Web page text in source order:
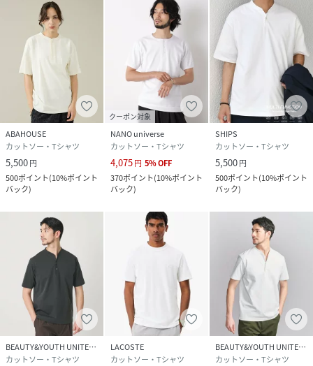
ABAHOUSE
カットソー・Tシャツ
5,500円
500ポイント(10%ポイント
バック)
クーポン対象
NANO universe
カットソー・Tシャツ
4,075円 5%OFF
370ポイント(10%ポイント
バック)
SHIPS
カットソー・Tシャツ
5,500円
500ポイント(10%ポイント
バック)
BEAUTY&YOUTH UNITED ARROWS
カットソー・Tシャツ
LACOSTE
カットソー・Tシャツ
BEAUTY&YOUTH UNITED ARROWS
カットソー・Tシャツ